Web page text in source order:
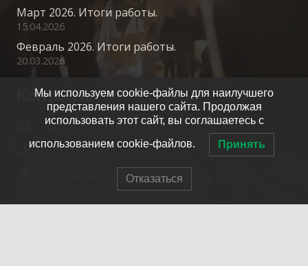
Март 2026. Итоги работы.
15.04.2026
Февраль 2026. Итоги работы.
20.03.2026
Контакты
info@spasrezerv.ru
+7 (495) 676-02-06
Динамовская ул., 10к1, Москва, 109044
Мы используем cookie-файлы для наилучшего
представления нашего сайта. Продолжая
использовать этот сайт, вы соглашаетесь с
использованием cookie-файлов. Принять
Отказаться